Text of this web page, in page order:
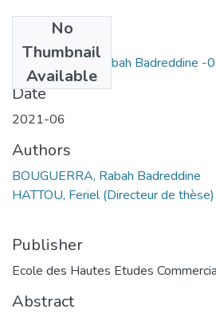
No
Thumbnail
Available
BOUGUERRA Rabah Badreddine -
Date
2021-06
Authors
BOUGUERRA, Rabah Badreddine
HATTOU, Feriel (Directeur de thèse)
Publisher
Ecole des Hautes Etudes
Abstract